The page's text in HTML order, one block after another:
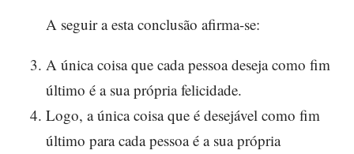
A seguir a esta conclusão afirma-se:
A única coisa que cada pessoa deseja como fim
último é a sua própria felicidade.
Logo, a única coisa que é desejável como fim
último para cada pessoa é a sua própria